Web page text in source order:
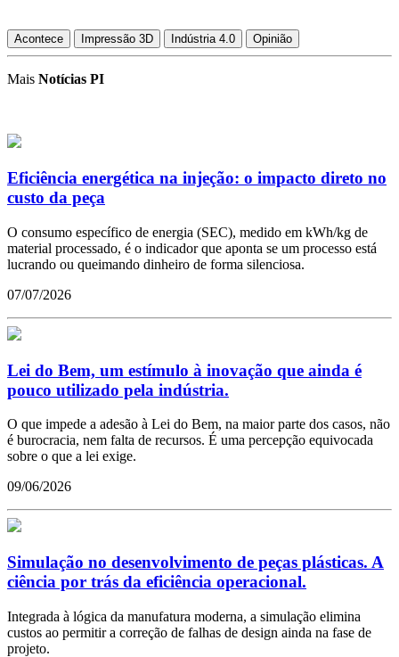
Acontece Impressão 3D Indústria 4.0 Opinião
Mais Notícias PI
Eficiência energética na injeção: o impacto direto no
custo da peça
O consumo específico de energia (SEC), medido em kWh/kg de
material processado, é o indicador que aponta se um processo está
lucrando ou queimando dinheiro de forma silenciosa.
07/07/2026
Lei do Bem, um estímulo à inovação que ainda é
pouco utilizado pela indústria.
O que impede a adesão à Lei do Bem, na maior parte dos casos, não
é burocracia, nem falta de recursos. É uma percepção equivocada
sobre o que a lei exige.
09/06/2026
Simulação no desenvolvimento de peças plásticas. A
ciência por trás da eficiência operacional.
Integrada à lógica da manufatura moderna, a simulação elimina
custos ao permitir a correção de falhas de design ainda na fase de
projeto.